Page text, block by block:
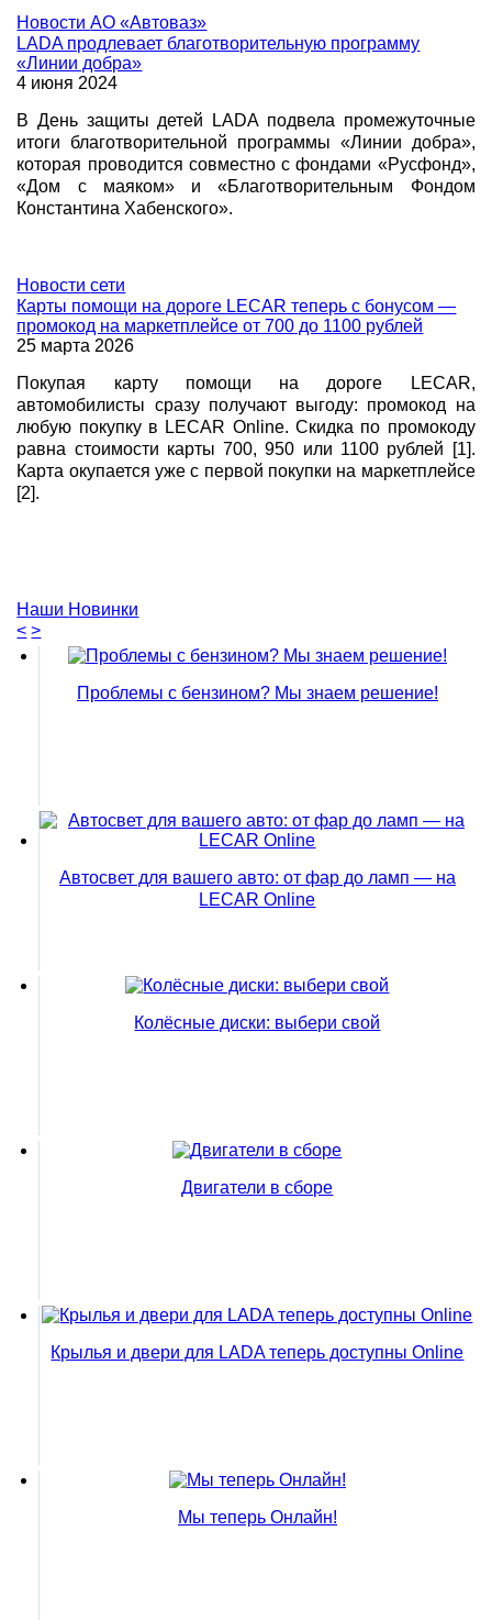
НовостиАО «Автоваз»
LADA продлевает благотворительную программу
«Линии добра»
4 июня 2024
В День защиты детей LADA подвела промежуточные
итоги благотворительной программы «Линии добра»,
которая проводится совместно с фондами «Русфонд»,
«Дом с маяком» и «Благотворительным Фондом
Константина Хабенского».
Новостисети
Карты помощи на дороге LECAR теперь с бонусом —
промокод на маркетплейсе от 700 до 1100 рублей
25 марта 2026
Покупая карту помощи на дороге LECAR,
автомобилисты сразу получают выгоду: промокод на
любую покупку в LECAR Online. Скидка по промокоду
равна стоимости карты 700, 950 или 1100 рублей [1].
Карта окупается уже с первой покупки на маркетплейсе
[2].
Наши Новинки
< >
Проблемы с бензином? Мы знаем решение!
Автосвет для вашего авто: от фар до ламп — на
LECAR Online
Колёсные диски: выбери свой
Двигатели в сборе
Крылья и двери для LADA теперь доступны Online
Мы теперь Онлайн!